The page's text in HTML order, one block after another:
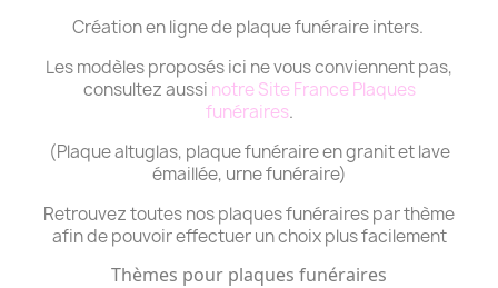
Création en ligne de plaque funéraire inters.
Les modèles proposés ici ne vous conviennent pas,
consultez aussi notre Site France Plaques
funéraires.
(Plaque altuglas, plaque funéraire en granit et lave
émaillée, urne funéraire)
Retrouvez toutes nos plaques funéraires par thème
afin de pouvoir effectuer un choix plus facilement
Thèmes pour plaques funéraires